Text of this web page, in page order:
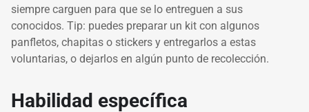
siempre carguen para que se lo entreguen a sus
conocidos. Tip: puedes preparar un kit con algunos
panfletos, chapitas o stickers y entregarlos a estas
voluntarias, o dejarlos en algún punto de recolección.
Habilidad específica